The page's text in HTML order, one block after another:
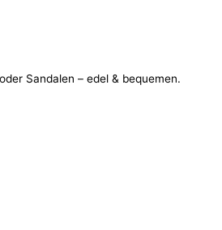
Sandalen – edel & bequemen.